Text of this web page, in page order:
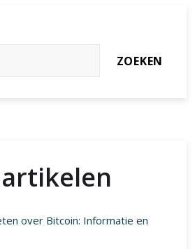
ZOEKEN
over Bitcoin: Informatie en